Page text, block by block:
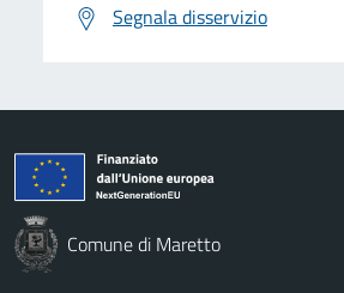
Segnala disservizio
Comune di Maretto